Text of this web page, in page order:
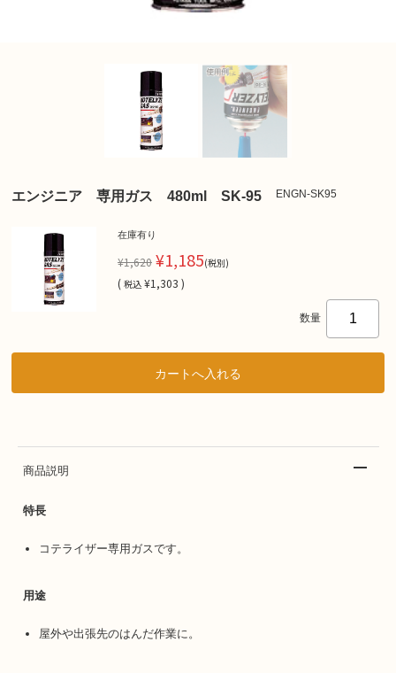
エンジニア 専用ガス 480ml SK-95 ENGN-SK95
在庫有り
¥1,620 ¥1,185(税別)
( 税込 ¥1,303 )
数量
商品説明
特長
コテライザー専用ガスです。
用途
屋外や出張先のはんだ作業に。